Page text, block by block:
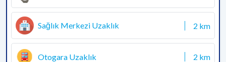
Sağlık Merkezi Uzaklık 2 km
Otogara Uzaklık 2 km